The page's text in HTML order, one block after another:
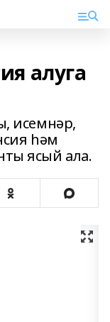
алуга
исемнәр,
һәм
ясый ала.